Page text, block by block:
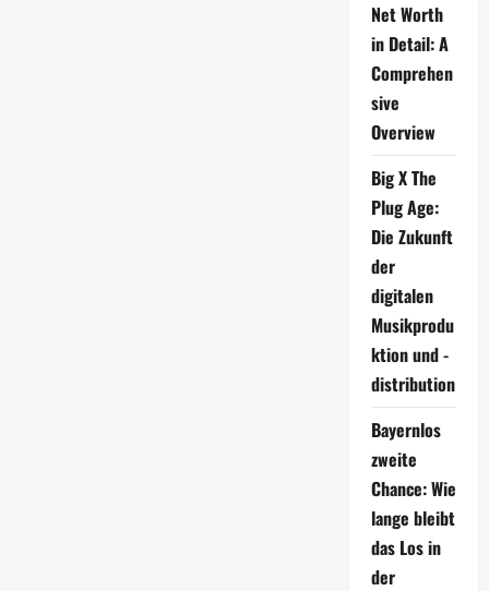
Net Worth
in Detail: A
Comprehen
sive
Overview
Big X The
Plug Age:
Die Zukunft
der
digitalen
Musikprodu
ktion und -
distribution
Bayernlos
zweite
Chance: Wie
lange bleibt
das Los in
der